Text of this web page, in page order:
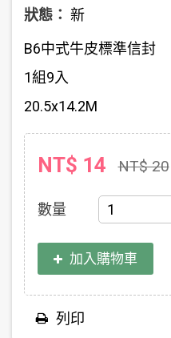
狀態： 新
B6中式牛皮標準信封
1組9入
20.5x14.2M
NT$ 14 NT$ 20
數量
加入購物車
列印